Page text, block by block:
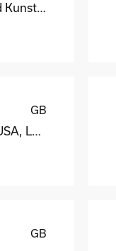
GKT Gummi- und Kunststofftechnik Fürstenwalde Gmb
GB
GB